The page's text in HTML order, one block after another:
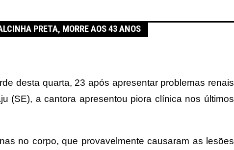
PRETA, MORRE AOS 43 ANOS
desta quarta, 23 após apresentar problemas renais
(SE), a cantora apresentou piora clínica nos últimos
no corpo, que provavelmente causaram as lesões